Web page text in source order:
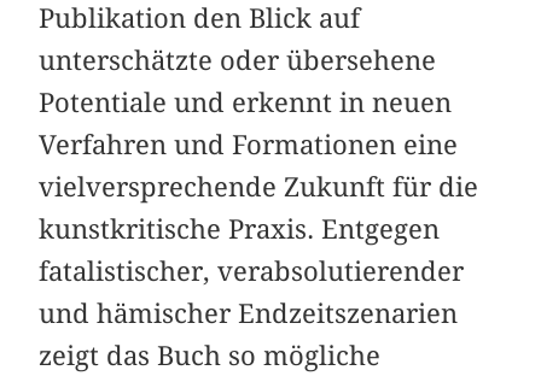
Publikation den Blick auf
unterschätzte oder übersehene
Potentiale und erkennt in neuen
Verfahren und Formationen eine
vielversprechende Zukunft für die
kunstkritische Praxis. Entgegen
fatalistischer, verabsolutierender
und hämischer Endzeitszenarien
zeigt das Buch so mögliche